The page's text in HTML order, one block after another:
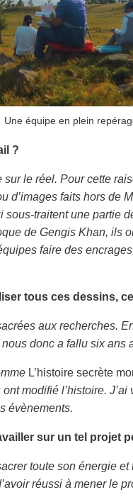
Une équipe en plein
?
le réel. Pour cette
d’images faits hors de
sous-traitent une partie
de Gengis Khan, ils
faire des
tous ces dessins,
aux recherches.
donc a fallu six ans
L’histoire secrète
modifié l’histoire.
évènements.
sur un tel projet
toute son énergie
réussi à mener le